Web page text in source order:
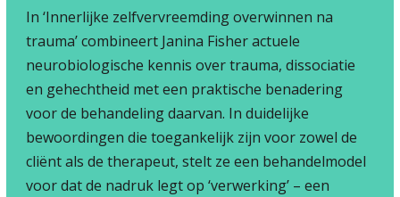
In ‘Innerlijke zelfvervreemding overwinnen na
trauma’ combineert Janina Fisher actuele
neurobiologische kennis over trauma, dissociatie
en gehechtheid met een praktische benadering
voor de behandeling daarvan. In duidelijke
bewoordingen die toegankelijk zijn voor zowel de
cliënt als de therapeut, stelt ze een behandelmodel
voor dat de nadruk legt op ‘verwerking’ – een